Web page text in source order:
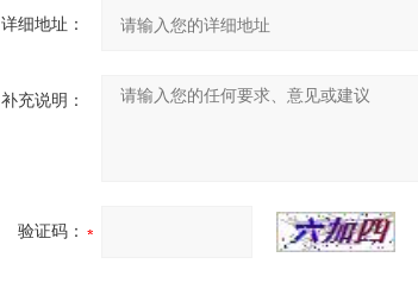
详细地址：
补充说明：
验证码：